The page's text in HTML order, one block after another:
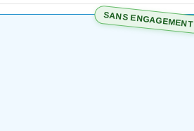
SANS ENGAGEMENT